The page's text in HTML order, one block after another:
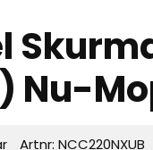
Artnr: NCC220NXUB